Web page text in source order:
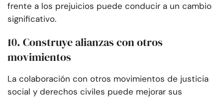
frente a los prejuicios puede conducir a un cambio
significativo.
10. Construye alianzas con otros
movimientos
La colaboración con otros movimientos de justicia
social y derechos civiles puede mejorar sus